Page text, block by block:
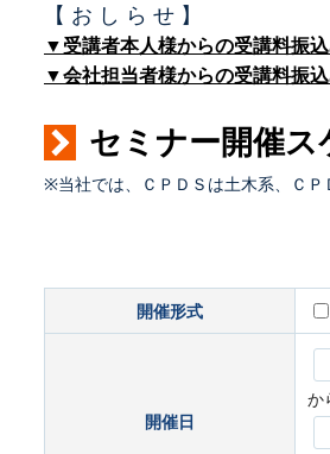
【 お し ら せ 】
▼受講者本人様からの受講料振
▼会社担当者様からの受講料振
セミナー開催
※当社では、ＣＰＤＳは土木系、ＣＰ
開催形式
開催日
か